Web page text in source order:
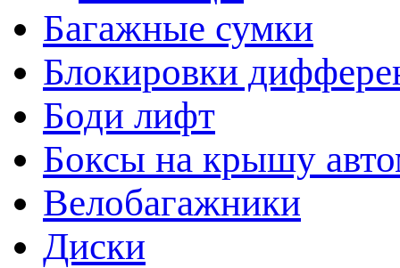
Багажные сумки
Блокировки
Боди лифт
Боксы на крышу
Велобагажники
Диски